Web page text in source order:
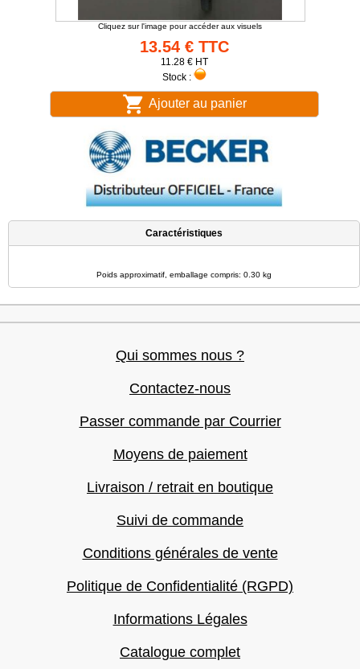
Cliquez sur l'image pour accéder aux visuels
13.54 € TTC
11.28 € HT
Stock :
Ajouter au panier
Caractéristiques
Poids approximatif, emballage compris: 0.30 kg
Qui sommes nous ?
Contactez-nous
Passer commande par Courrier
Moyens de paiement
Livraison / retrait en boutique
Suivi de commande
Conditions générales de vente
Politique de Confidentialité (RGPD)
Informations Légales
Catalogue complet